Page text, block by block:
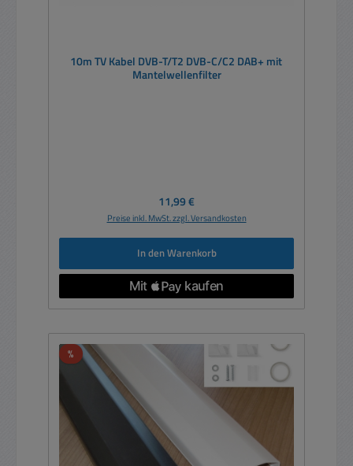
10m TV Kabel DVB-T/T2 DVB-C/C2 DAB+ mit
Mantelwellenfilter
Regulärer Preis:
11,99 €
Preise inkl. MwSt. zzgl. Versandkosten
In den Warenkorb
%Rabatt